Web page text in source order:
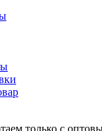
только с